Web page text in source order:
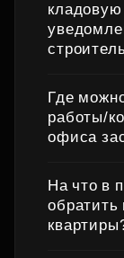
Где
работы/
офиса
На что в